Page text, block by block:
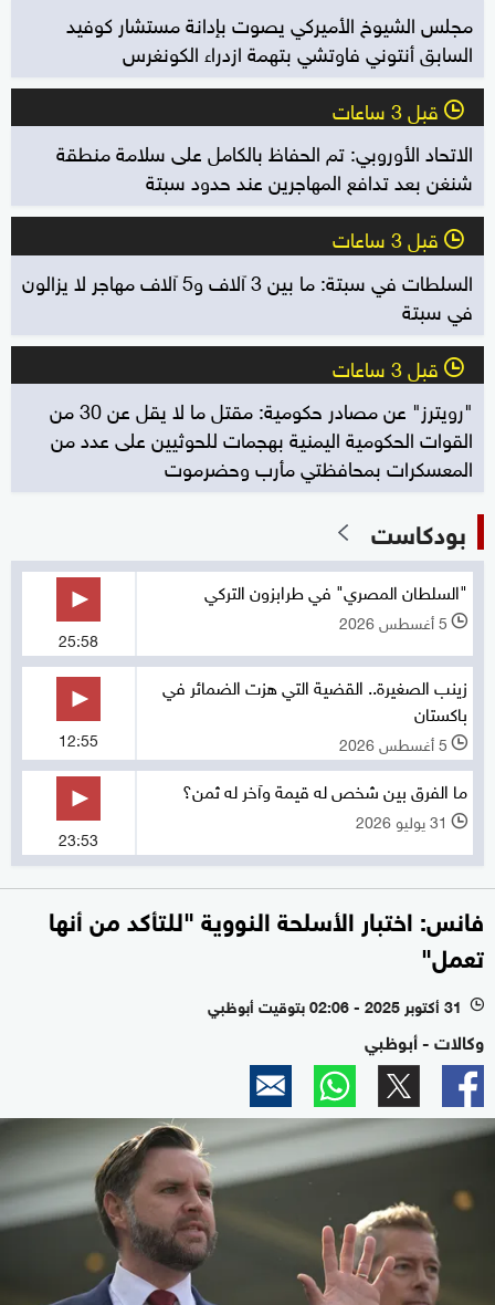
مجلس الشيوخ الأميركي يصوت بإدانة مستشار كوفيد
السابق أنتوني فاوتشي بتهمة ازدراء الكونغرس
l قبل 3 ساعات
الاتحاد الأوروبي: تم الحفاظ بالكامل على سلامة منطقة
شنغن بعد تدافع المهاجرين عند حدود سبتة
l قبل 3 ساعات
السلطات في سبتة: ما بين 3 آلاف و5 آلاف مهاجر لا يزالون
في سبتة
l قبل 3 ساعات
"رويترز" عن مصادر حكومية: مقتل ما لا يقل عن 30 من
القوات الحكومية اليمنية بهجمات للحوثيين على عدد من
المعسكرات بمحافظتي مأرب وحضرموت
بودكاست
"السلطان المصري" في طرابزون التركي
l 5 أغسطس 2026
25:58
زينب الصغيرة.. القضية التي هزت الضمائر في
باكستان
l 5 أغسطس 2026 12:55
ما الفرق بين شخص له قيمة وآخر له ثمن؟
l 31 يوليو 2026
23:53
فانس: اختبار الأسلحة النووية "للتأكد من أنها
تعمل"
l 31 أكتوبر 2025 - 02:06 بتوقيت أبوظبي
وكالات - أبوظبي